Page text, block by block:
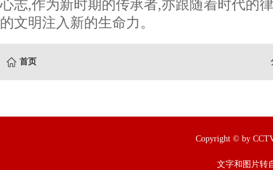
心志,作为新时期的传承者,亦跟随着时代的
的文明注入新的生命力。
首页
Copyright © by
文字和图片转